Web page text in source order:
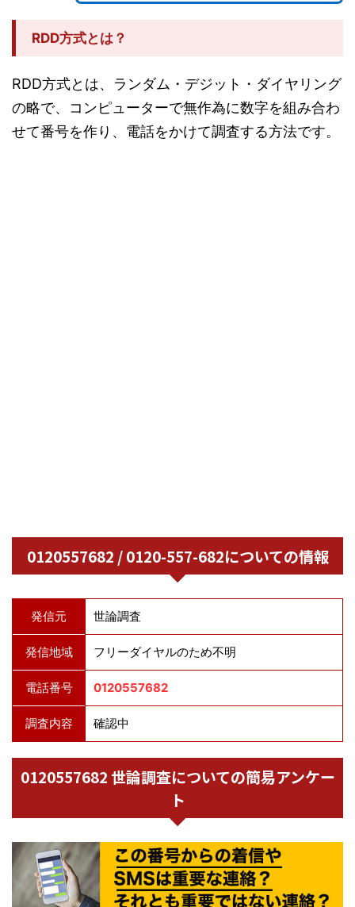
RDD方式とは？
RDD方式とは、ランダム・デジット・ダイヤリング
の略で、コンピューターで無作為に数字を組み合わ
せて番号を作り、電話をかけて調査する方法です。
0120557682 / 0120-557-682についての情報
発信元 世論調査
発信地域 フリーダイヤルのため不明
電話番号 0120557682
調査内容 確認中
0120557682 世論調査についての簡易アンケー
ト